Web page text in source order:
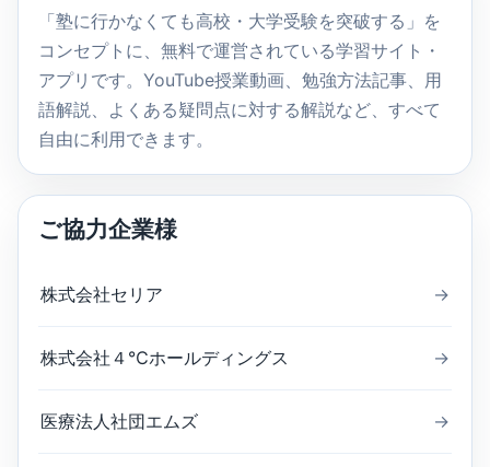
索
「塾に行かなくても高校・大学受験を突破する」を
コンセプトに、無料で運営されている学習サイト・
アプリです。YouTube授業動画、勉強方法記事、用
語解説、よくある疑問点に対する解説など、すべて
自由に利用できます。
ご協力企業様
株式会社セリア →
株式会社４℃ホールディングス →
医療法人社団エムズ →